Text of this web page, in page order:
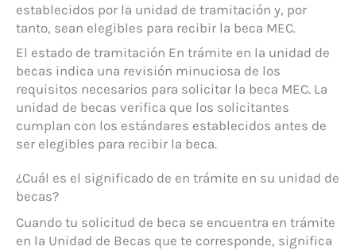
establecidos por la unidad de tramitación y, por
tanto, sean elegibles para recibir la beca MEC.
El estado de tramitación En trámite en la unidad de
becas indica una revisión minuciosa de los
requisitos necesarios para solicitar la beca MEC. La
unidad de becas verifica que los solicitantes
cumplan con los estándares establecidos antes de
ser elegibles para recibir la beca.
¿Cuál es el significado de en trámite en su unidad de
becas?
Cuando tu solicitud de beca se encuentra en trámite
en la Unidad de Becas que te corresponde, significa